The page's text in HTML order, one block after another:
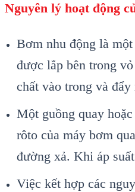
Nguyên lý hoạt động
Bơm nhu động là
được lắp bên trong
chất vào trong và
Một guồng quay
rôto của máy bơm
đường xả. Khi áp
Việc kết hợp các